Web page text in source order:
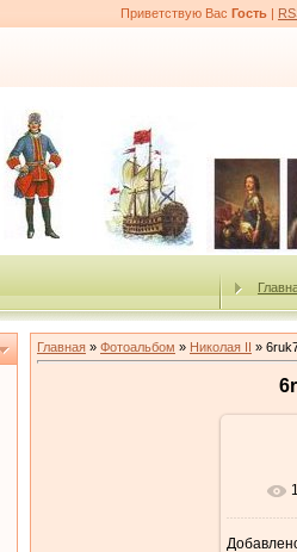
Приветствую Вас Гость |
Главная » Фотоальбом » Николая II »